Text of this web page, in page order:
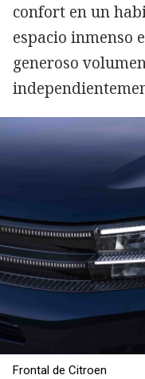
confort en un
espacio inmenso
generoso
Frontal de Citroen